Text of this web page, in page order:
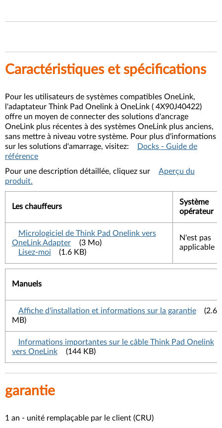
Caractéristiques et spécifications
Pour les utilisateurs de systèmes compatibles OneLink,
l'adaptateur Think Pad Onelink à OneLink ( 4X90J40422)
offre un moyen de connecter des solutions d'ancrage
OneLink plus récentes à des systèmes OneLink plus anciens,
sans mettre à niveau votre système. Pour plus d'informations
sur les solutions d'amarrage, visitez:
Docks - Guide de
référence
Pour une description détaillée, cliquez sur
Aperçu du
produit.
Les chauffeurs
Système
opérateur
Micrologiciel de Think Pad Onelink vers
OneLink Adapter
(3 Mo)
Lisez-moi
(1.6 KB)
N'est pas
applicable
Manuels
Affiche d'installation et informations sur la garantie
(2.6
MB)
Informations importantes sur le câble Think Pad Onelink
vers OneLink
(144 KB)
garantie
1 an - unité remplaçable par le client (CRU)